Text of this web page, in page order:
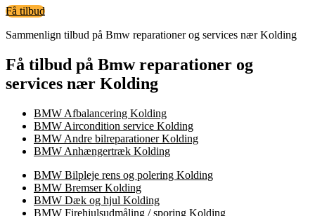
Få tilbud
Sammenlign tilbud på Bmw reparationer og services nær Kolding
Få tilbud på Bmw reparationer og
services nær Kolding
BMW Afbalancering Kolding
BMW Aircondition service Kolding
BMW Andre bilreparationer Kolding
BMW Anhængertræk Kolding
BMW Bilpleje rens og polering Kolding
BMW Bremser Kolding
BMW Dæk og hjul Kolding
BMW Firehjulsudmåling / sporing Kolding